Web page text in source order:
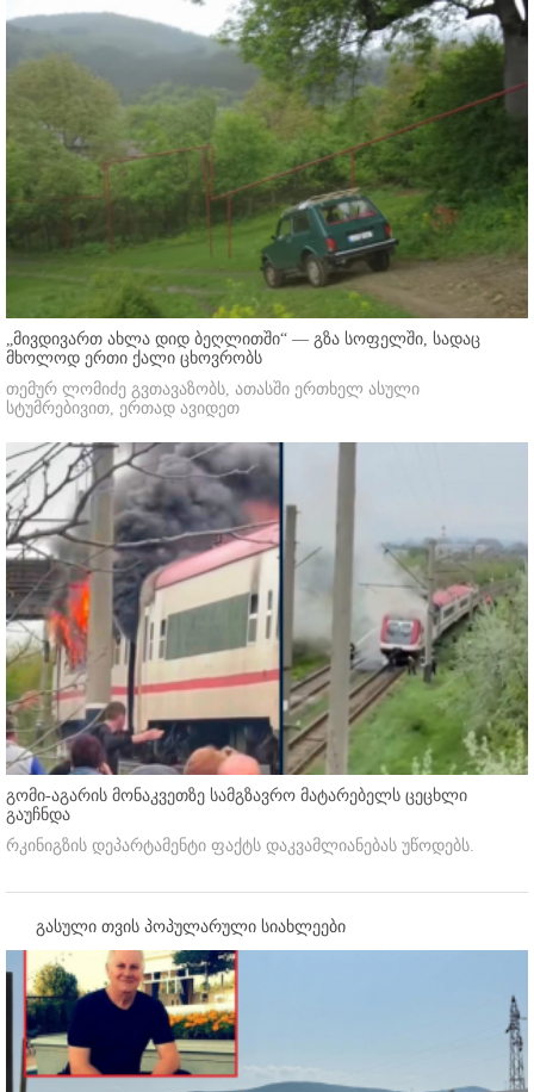
„მივდივართ ახლა დიდ ბეღლითში“ — გზა სოფელში, სადაც
მხოლოდ ერთი ქალი ცხოვრობს
თემურ ლომიძე გვთავაზობს, ათასში ერთხელ ასული
სტუმრებივით, ერთად ავიდეთ
გომი-აგარის მონაკვეთზე სამგზავრო მატარებელს ცეცხლი
გაუჩნდა
რკინიგზის დეპარტამენტი ფაქტს დაკვამლიანებას უწოდებს.
გასული თვის პოპულარული სიახლეები